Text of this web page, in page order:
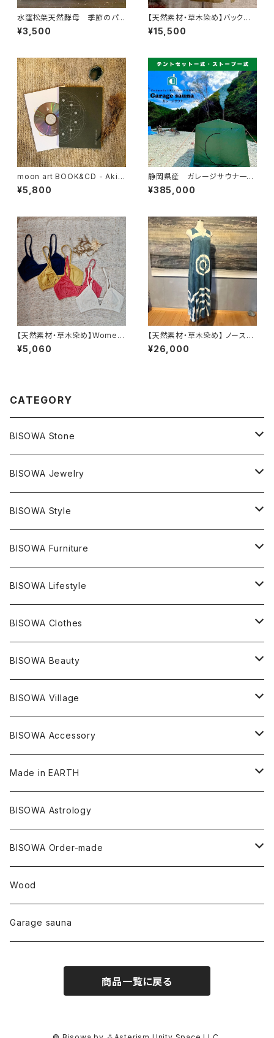
水窪松葉天然酵母 季節のパン
セット
¥3,500
【天然素材・草木染め】バックパッ
ク ワイルドヘンプ 藍染
¥15,500
moon art BOOK&CD - Akira
Ikeda（CD）
¥5,800
静岡県産 ガレージサウナ一式
【テント・ストーブ・スタートセッ
ト】
¥385,000
【天然素材・草木染め】Womem
ブラ バンブー
¥5,060
【天然素材・草木染め】 ノースリ
ーブワンピース ヘンプコットン
¥26,000
CATEGORY
BISOWA Stone
マスタークリスタル / 水晶
エレスチャル
ライトニング
ツインソウル
メタモルフォーゼス
クォーツインクォーツ
ガーデンクォーツ
石の種類別
アメジスト
アクアマリン
デュモルチェライト
タンザナイト
ムーンストーン
ルチルクォーツ
産地別
ヒマラヤ
ブラジル
中国
アメリカ
BISOWA Jewelry
ネックレス／ペンダント
宇佐美聖子
絹麻 ~kenma~
ピアス
宇佐美聖子
Others
ブレスレット
宇佐美聖子
Others
リング
サンキャッチャー
ヘアアクセサリー
イヤリング
キーホルダー
BISOWA Style
ONE PIECE
ヘンプ
オーガニックコットン
PANTS
ヘンプ
オーガニックコットン
T-SHIRT
オーガニックコットン
ヘンプコットン
leggings
ヘンプ
オーガニックコットン
Others
ヘンプ
オーガニックコットン
Underwear
BISOWA Furniture
のるすく
BISOWA Lifestyle
Music
宇佐美聖子
Niceness Music
浄化アイテム
Cosmic Hemp 麻炭
セージ
オラクルカード
キャンドル
HAZE 和蝋燭
縁キャンドル
陶器
大蝶恵美子
Tomoko Uemura Art 麻炭陶器
Cosmic hemp
YUGEN GLASS
others
foods
BISOWA Clothes
麻
絹
Others
オーガニックコットン
バンブー
オーガニックフリース
BISOWA Beauty
ヘンプオイル
BISOWA Village
Bisowa Club Room
BISOWA Accessory
ヘアゴム
宇佐美聖子
Made in EARTH
Misakubo Japan
碧-AOI-の松葉天然酵母パン
Uwajima Japan
BISOWA Astrology
BISOWA Order-made
∞Seiko Usami∞
Wood
Garage sauna
商品一覧に戻る